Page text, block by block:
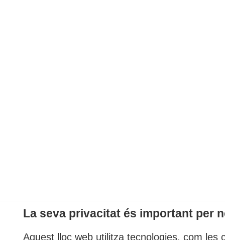
La seva privacitat és important per
Aquest lloc web utilitza tecnologies, com les